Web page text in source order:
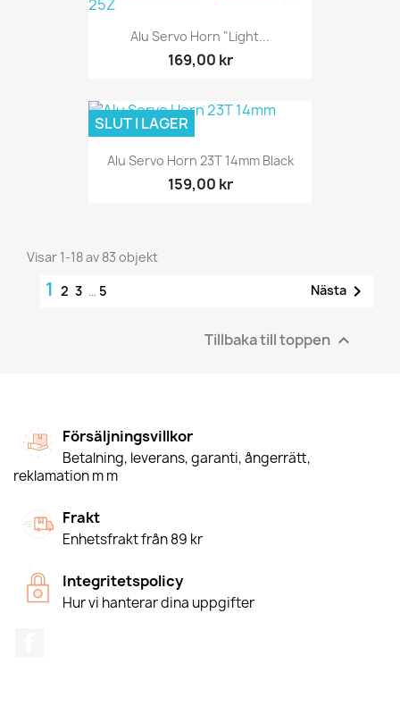
Alu Servo Horn "light...
169,00 kr
Alu Servo Horn 23T 14mm Black
159,00 kr
SLUT I LAGER
Visar 1-18 av 83 objekt
1 2 3 … 5 Nästa 
Tillbaka till toppen 
Försäljningsvillkor
Betalning, leverans, garanti, ångerrätt,
reklamation m m
Frakt
Enhetsfrakt från 89 kr
Integritetspolicy
Hur vi hanterar dina uppgifter